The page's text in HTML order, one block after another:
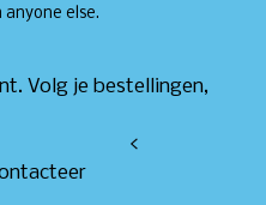
else.
Volg je bestellingen,
<